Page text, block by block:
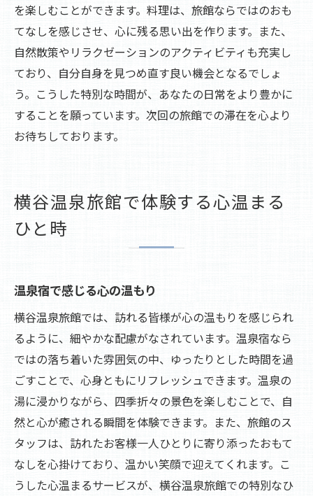
を楽しむことができます。料理は、旅館ならではのおも
てなしを感じさせ、心に残る思い出を作ります。また、
自然散策やリラクゼーションのアクティビティも充実し
ており、自分自身を見つめ直す良い機会となるでしょ
う。こうした特別な時間が、あなたの日常をより豊かに
することを願っています。次回の旅館での滞在を心より
お待ちしております。
横谷温泉旅館で体験する心温まる
ひと時
温泉宿で感じる心の温もり
横谷温泉旅館では、訪れる皆様が心の温もりを感じられ
るように、細やかな配慮がなされています。温泉宿なら
ではの落ち着いた雰囲気の中、ゆったりとした時間を過
ごすことで、心身ともにリフレッシュできます。温泉の
湯に浸かりながら、四季折々の景色を楽しむことで、自
然と心が癒される瞬間を体験できます。また、旅館のス
タッフは、訪れたお客様一人ひとりに寄り添ったおもて
なしを心掛けており、温かい笑顔で迎えてくれます。こ
うした心温まるサービスが、横谷温泉旅館での特別なひ